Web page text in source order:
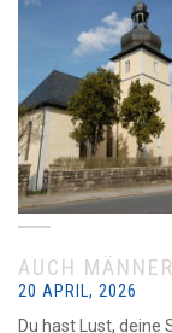
AUCH
20 APRIL, 2026
Du hast Lust,